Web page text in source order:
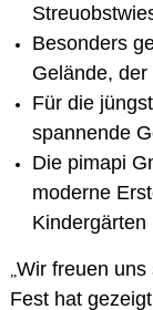
Besonders
Gelände, der
Für die
spannende
Die pimapi
moderne
Kindergärten
Wir freuen
Fest hat